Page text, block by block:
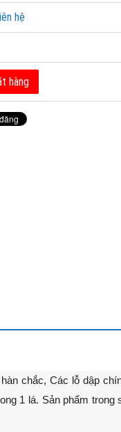
hệ
hàng
chắc, Các lỗ dập
1 lá. Sản phẩm trong